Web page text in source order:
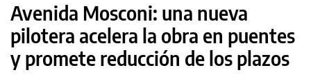
Avenida Mosconi: una nueva
pilotera acelera la obra en puentes
y promete reducción de los plazos